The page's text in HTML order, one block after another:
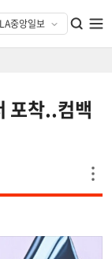
포착..컴백